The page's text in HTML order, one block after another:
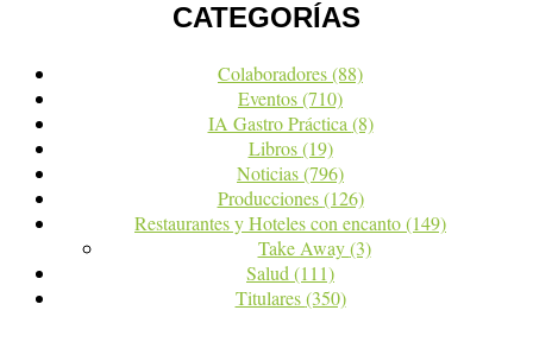
CATEGORÍAS
Colaboradores(88)
Eventos(710)
IA Gastro Práctica (8)
Libros(19)
Noticias(796)
Producciones(126)
Restaurantes y Hoteles con encanto(149)
Take Away(3)
Salud (111)
Titulares(350)